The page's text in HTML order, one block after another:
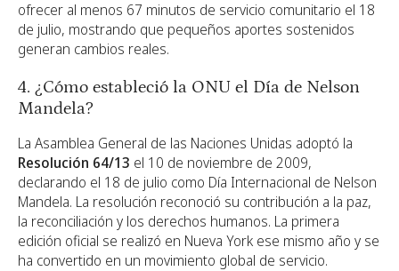
ofrecer al menos 67 minutos de servicio comunitario el 18
de julio, mostrando que pequeños aportes sostenidos
generan cambios reales.
4. ¿Cómo estableció la ONU el Día de Nelson
Mandela?
La Asamblea General de las Naciones Unidas adoptó la
Resolución 64/13 el 10 de noviembre de 2009,
declarando el 18 de julio como Día Internacional de Nelson
Mandela. La resolución reconoció su contribución a la paz,
la reconciliación y los derechos humanos. La primera
edición oficial se realizó en Nueva York ese mismo año y se
ha convertido en un movimiento global de servicio.